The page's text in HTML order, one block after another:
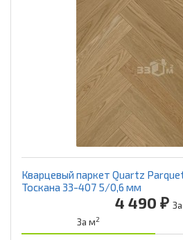
Кварцевый паркет Quartz
Тоскана 33-407 5/0,6 мм
4 490 ₽
За м2